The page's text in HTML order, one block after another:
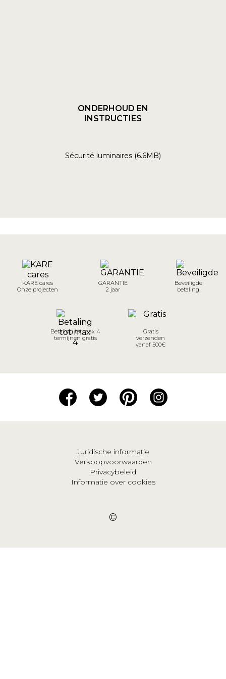
ONDERHOUD EN
INSTRUCTIES
Sécurité luminaires (6.6MB)
KARE cares
Onze projecten
GARANTIE
2 jaar
Beveiligde
betaling
Betaling tot max 4
termijnen gratis
Gratis
verzenden
vanaf 500€
Juridische informatie
Verkoopvoorwaarden
Privacybeleid
Informatie over cookies
©